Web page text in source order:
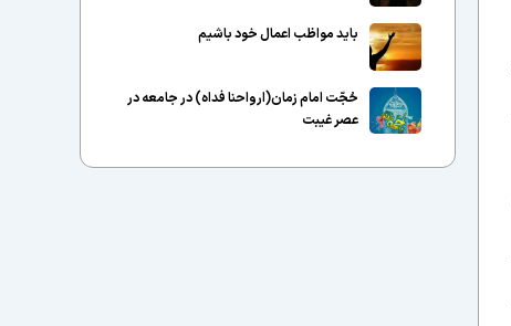
باید مواظب اعمال خود باشیم
حُجّت امام زمان(ارواحنا فداه) در جامعه در
عصر غیبت